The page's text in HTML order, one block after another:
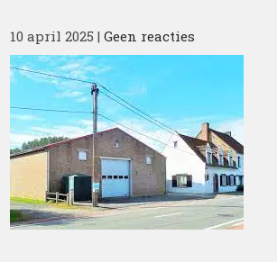
10 april 2025 |Geen reacties